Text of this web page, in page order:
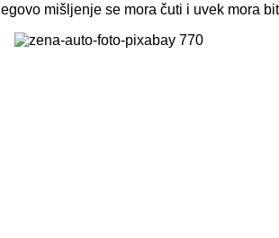
mišljenje se mora čuti i uvek mora